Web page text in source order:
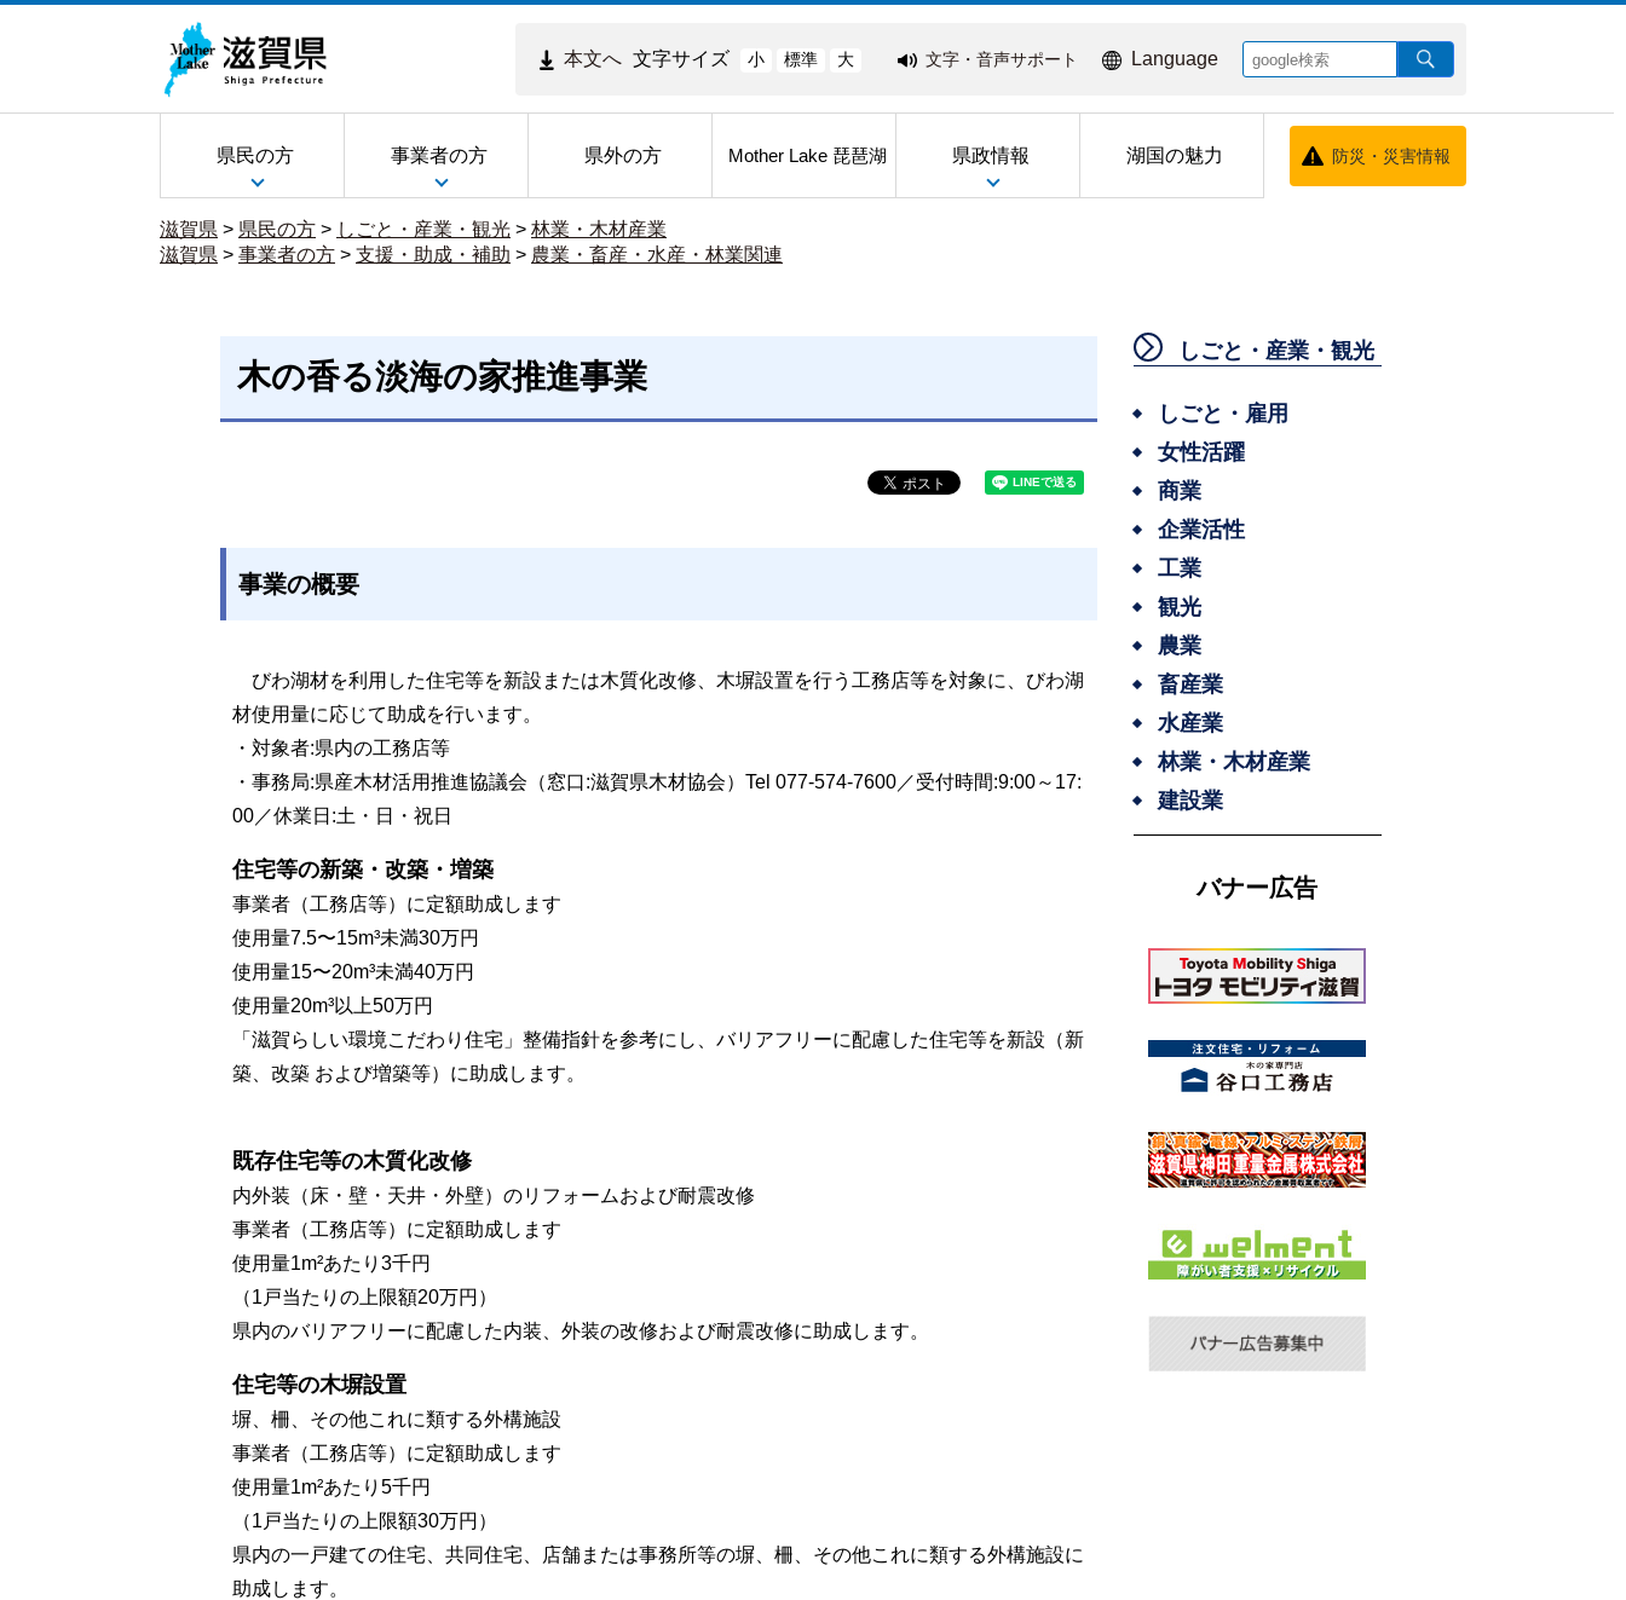
本文へ 文字サイズ 小 標準 大 文字・音声サポート Language
県民の方 事業者の方 県外の方 Mother Lake 琵琶湖 県政情報 湖国の魅力 防災・災害情報
滋賀県 > 県民の方 > しごと・産業・観光 > 林業・木材産業
滋賀県 > 事業者の方 > 支援・助成・補助 > 農業・畜産・水産・林業関連
木の香る淡海の家推進事業
事業の概要
びわ湖材を利用した住宅等を新設または木質化改修、木塀設置を行う工務店等を対象に、びわ湖
材使用量に応じて助成を行います。
・対象者:県内の工務店等
・事務局:県産木材活用推進協議会（窓口:滋賀県木材協会）Tel 077-574-7600／受付時間:9:00～17:
00／休業日:土・日・祝日
住宅等の新築・改築・増築
事業者（工務店等）に定額助成します
使用量7.5〜15m³未満30万円
使用量15〜20m³未満40万円
使用量20m³以上50万円
「滋賀らしい環境こだわり住宅」整備指針を参考にし、バリアフリーに配慮した住宅等を新設（新
築、改築 および増築等）に助成します。
既存住宅等の木質化改修
内外装（床・壁・天井・外壁）のリフォームおよび耐震改修
事業者（工務店等）に定額助成します
使用量1m²あたり3千円
（1戸当たりの上限額20万円）
県内のバリアフリーに配慮した内装、外装の改修および耐震改修に助成します。
住宅等の木塀設置
塀、柵、その他これに類する外構施設
事業者（工務店等）に定額助成します
使用量1m²あたり5千円
（1戸当たりの上限額30万円）
県内の一戸建ての住宅、共同住宅、店舗または事務所等の塀、柵、その他これに類する外構施設に
助成します。
しごと・産業・観光
しごと・雇用
女性活躍
商業
企業活性
工業
観光
農業
畜産業
水産業
林業・木材産業
建設業
バナー広告